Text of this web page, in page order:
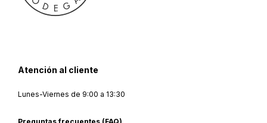
Atención al cliente
Lunes-Viernes de 9:00 a 13:30